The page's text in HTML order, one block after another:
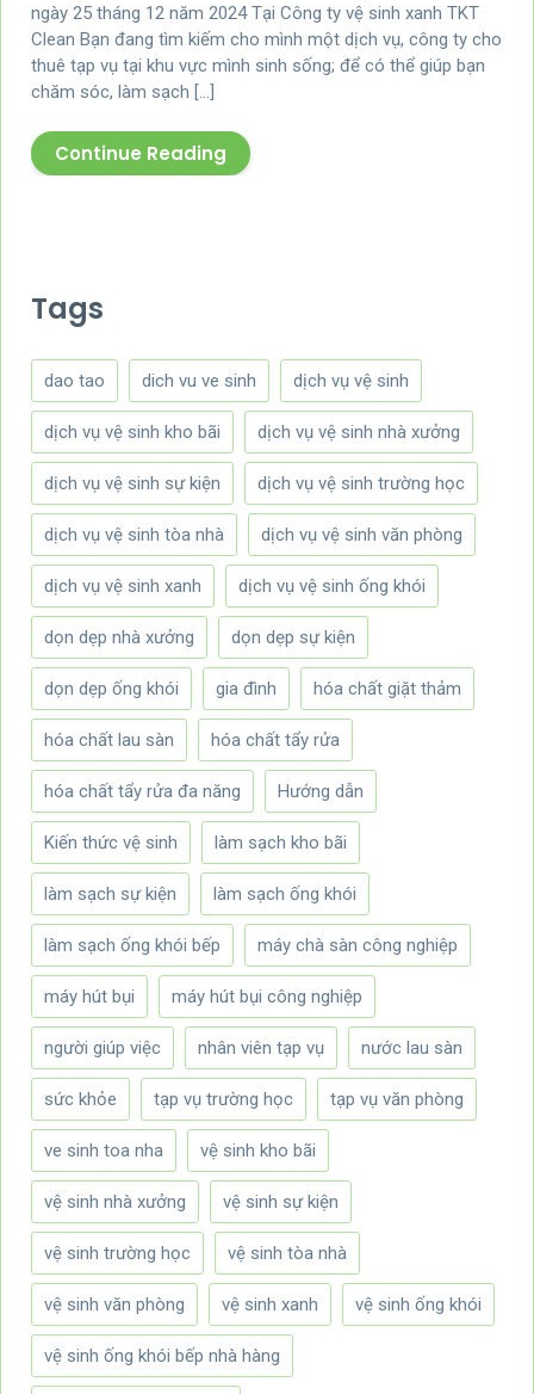
ngày 25 tháng 12 năm 2024 Tại Công ty vệ sinh xanh TKT
Clean Bạn đang tìm kiếm cho mình một dịch vụ, công ty cho
thuê tạp vụ tại khu vực mình sinh sống; để có thể giúp bạn
chăm sóc, làm sạch […]
Continue Reading
Tags
dao tao dich vu ve sinh dịch vụ vệ sinh
dịch vụ vệ sinh kho bãi dịch vụ vệ sinh nhà xưởng
dịch vụ vệ sinh sự kiện dịch vụ vệ sinh trường học
dịch vụ vệ sinh tòa nhà dịch vụ vệ sinh văn phòng
dịch vụ vệ sinh xanh dịch vụ vệ sinh ống khói
dọn dẹp nhà xưởng dọn dẹp sự kiện
dọn dẹp ống khói gia đình hóa chất giặt thảm
hóa chất lau sàn hóa chất tẩy rửa
hóa chất tẩy rửa đa năng Hướng dẫn
Kiến thức vệ sinh làm sạch kho bãi
làm sạch sự kiện làm sạch ống khói
làm sạch ống khói bếp máy chà sàn công nghiệp
máy hút bụi máy hút bụi công nghiệp
người giúp việc nhân viên tạp vụ nước lau sàn
sức khỏe tạp vụ trường học tạp vụ văn phòng
ve sinh toa nha vệ sinh kho bãi
vệ sinh nhà xưởng vệ sinh sự kiện
vệ sinh trường học vệ sinh tòa nhà
vệ sinh văn phòng vệ sinh xanh vệ sinh ống khói
vệ sinh ống khói bếp nhà hàng